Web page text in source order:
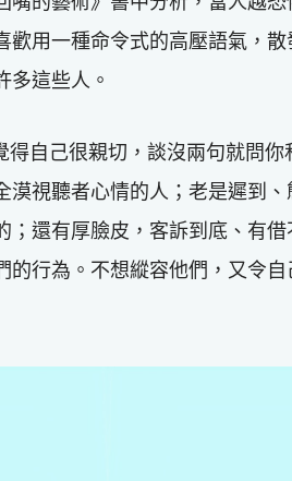
歡用一種命令式的高壓語氣，
多這些人。
得自己很親切，談沒兩句就問
漠視聽者心情的人；老是遲到
；還有厚臉皮，客訴到底、有
的行為。不想縱容他們，又令